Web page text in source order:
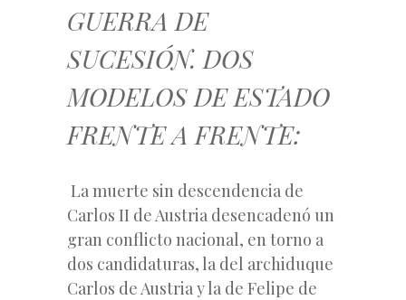
GUERRA DE
SUCESIÓN. DOS
MODELOS DE ESTADO
FRENTE A FRENTE:
La muerte sin descendencia de
Carlos II de Austria desencadenó un
gran conflicto nacional, en torno a
dos candidaturas, la del archiduque
Carlos de Austria y la de Felipe de